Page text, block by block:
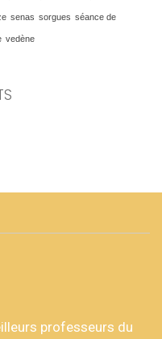
senas sorgues séance de
vedène
professeurs du